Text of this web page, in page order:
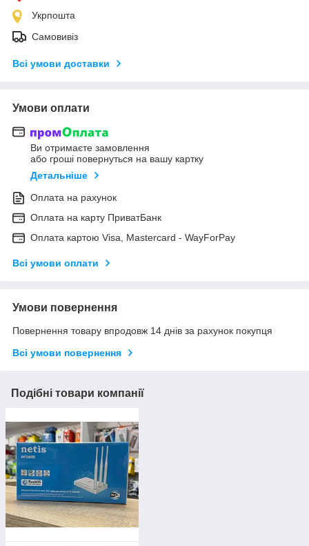
Укрпошта
Самовивіз
Всі умови доставки
Умови оплати
Ви отримаєте замовлення
або гроші повернуться на вашу картку
Детальніше
Оплата на рахунок
Оплата на карту ПриватБанк
Оплата картою Visa, Mastercard - WayForPay
Всі умови оплати
Умови повернення
Повернення товару впродовж 14 днів за рахунок покупця
Всі умови повернення
Подібні товари компанії